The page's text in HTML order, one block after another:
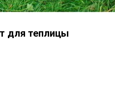
для теплицы